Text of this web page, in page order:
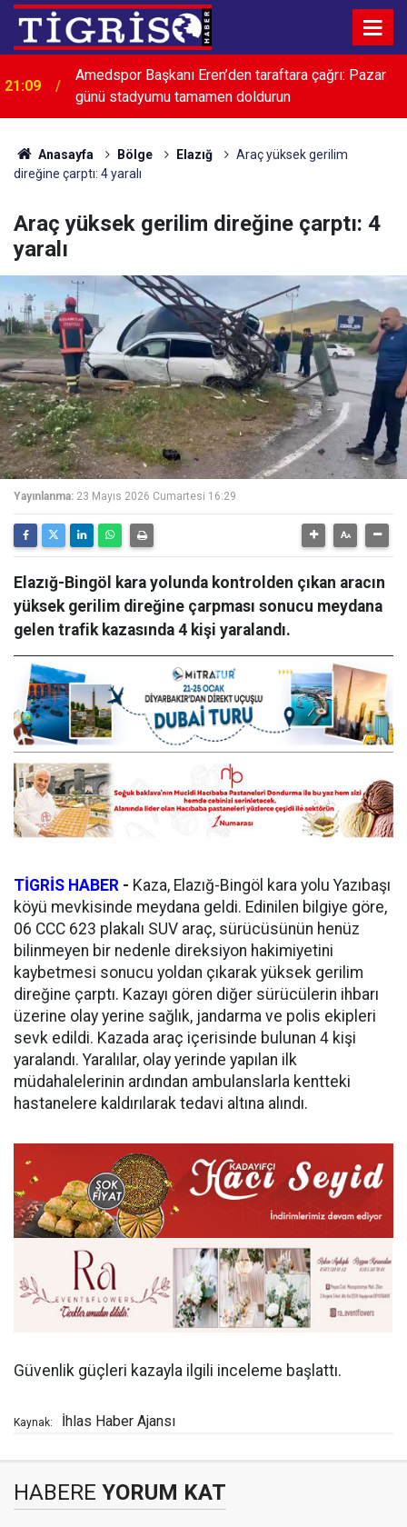
21:09
Amedspor Başkanı Eren’den taraftara çağrı: Pazar
günü stadyumu tamamen doldurun
20:57
Ekrem İmamoğlu'ndan Özgür Özel'in "çerçeve yasa"
kararına destek
Anasayfa Bölge Elazığ
Araç yüksek gerilim
direğine çarptı: 4 yaralı
Araç yüksek gerilim direğine çarptı: 4
yaralı
Yayınlanma: 23 Mayıs 2026 Cumartesi 16:29
Elazığ-Bingöl kara yolunda kontrolden çıkan aracın
yüksek gerilim direğine çarpması sonucu meydana
gelen trafik kazasında 4 kişi yaralandı.
TİGRİS HABER - Kaza, Elazığ-Bingöl kara yolu Yazıbaşı
köyü mevkisinde meydana geldi. Edinilen bilgiye göre,
06 CCC 623 plakalı SUV araç, sürücüsünün henüz
bilinmeyen bir nedenle direksiyon hakimiyetini
kaybetmesi sonucu yoldan çıkarak yüksek gerilim
direğine çarptı. Kazayı gören diğer sürücülerin ihbarı
üzerine olay yerine sağlık, jandarma ve polis ekipleri
sevk edildi. Kazada araç içerisinde bulunan 4 kişi
yaralandı. Yaralılar, olay yerinde yapılan ilk
müdahalelerinin ardından ambulanslarla kentteki
hastanelere kaldırılarak tedavi altına alındı.
Güvenlik güçleri kazayla ilgili inceleme başlattı.
Kaynak: İhlas Haber Ajansı
HABERE YORUM KAT